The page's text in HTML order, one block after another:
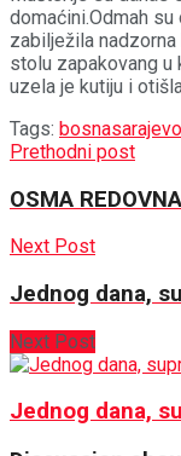
domaćini.Odmah
zabilježila
stolu zapakovang u
uzela je kutiju i
Tags: bosnasarajevo
Prethodni post
OSMA
Next Post
Jednog dana,
Next Post
Jednog dana,